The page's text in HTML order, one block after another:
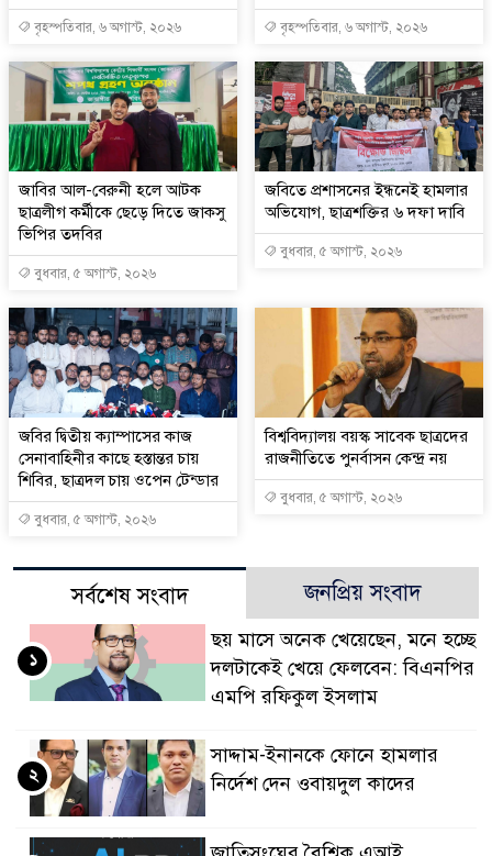
বৃহস্পতিবার, ৬ অগাস্ট, ২০২৬ বৃহস্পতিবার, ৬ অগাস্ট, ২০২৬
জাবির আল-বেরুনী হলে আটক
ছাত্রলীগ কর্মীকে ছেড়ে দিতে জাকসু
ভিপির তদবির
বুধবার, ৫ অগাস্ট, ২০২৬
জবিতে প্রশাসনের ইন্ধনেই হামলার
অভিযোগ, ছাত্রশক্তির ৬ দফা দাবি
বুধবার, ৫ অগাস্ট, ২০২৬
জবির দ্বিতীয় ক্যাম্পাসের কাজ
সেনাবাহিনীর কাছে হস্তান্তর চায়
শিবির, ছাত্রদল চায় ওপেন টেন্ডার
বুধবার, ৫ অগাস্ট, ২০২৬
বিশ্ববিদ্যালয় বয়স্ক সাবেক ছাত্রদের
রাজনীতিতে পুনর্বাসন কেন্দ্র নয়
বুধবার, ৫ অগাস্ট, ২০২৬
সর্বশেষ সংবাদ জনপ্রিয় সংবাদ
ছয় মাসে অনেক খেয়েছেন, মনে হচ্ছে
দলটাকেই খেয়ে ফেলবেন: বিএনপির
এমপি রফিকুল ইসলাম
১
সাদ্দাম-ইনানকে ফোনে হামলার
নির্দেশ দেন ওবায়দুল কাদের
২